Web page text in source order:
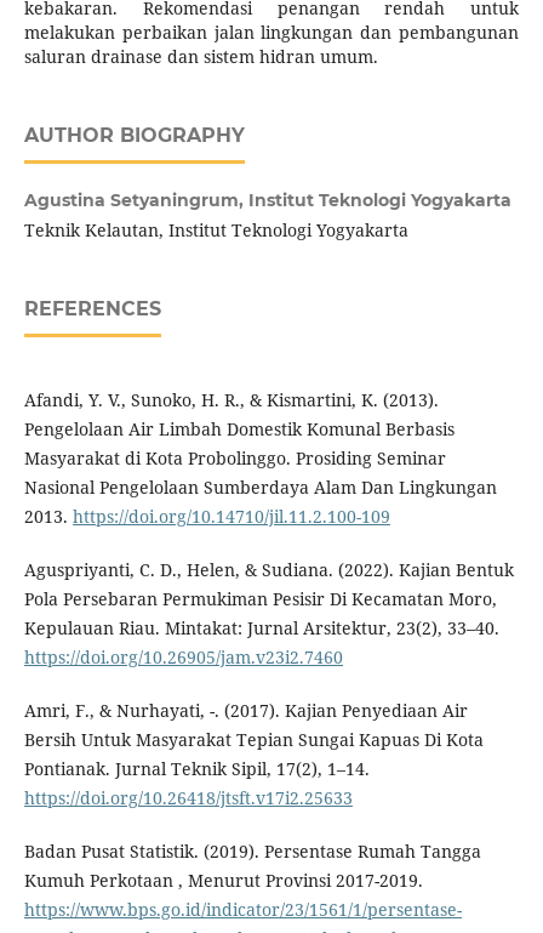
kebakaran. Rekomendasi penangan rendah untuk
melakukan perbaikan jalan lingkungan dan pembangunan
saluran drainase dan sistem hidran umum.
AUTHOR BIOGRAPHY
Agustina Setyaningrum, Institut Teknologi Yogyakarta
Teknik Kelautan, Institut Teknologi Yogyakarta
REFERENCES
Afandi, Y. V., Sunoko, H. R., & Kismartini, K. (2013).
Pengelolaan Air Limbah Domestik Komunal Berbasis
Masyarakat di Kota Probolinggo. Prosiding Seminar
Nasional Pengelolaan Sumberdaya Alam Dan Lingkungan
2013. https://doi.org/10.14710/jil.11.2.100-109
Aguspriyanti, C. D., Helen, & Sudiana. (2022). Kajian Bentuk
Pola Persebaran Permukiman Pesisir Di Kecamatan Moro,
Kepulauan Riau. Mintakat: Jurnal Arsitektur, 23(2), 33–40.
https://doi.org/10.26905/jam.v23i2.7460
Amri, F., & Nurhayati, -. (2017). Kajian Penyediaan Air
Bersih Untuk Masyarakat Tepian Sungai Kapuas Di Kota
Pontianak. Jurnal Teknik Sipil, 17(2), 1–14.
https://doi.org/10.26418/jtsft.v17i2.25633
Badan Pusat Statistik. (2019). Persentase Rumah Tangga
Kumuh Perkotaan , Menurut Provinsi 2017-2019.
https://www.bps.go.id/indicator/23/1561/1/persentase-